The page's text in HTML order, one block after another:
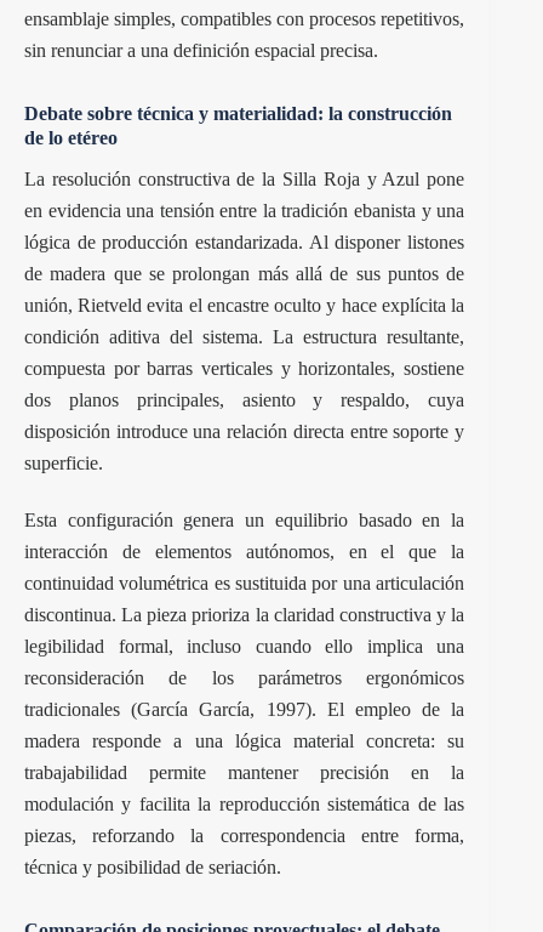
ensamblaje simples, compatibles con procesos repetitivos,
sin renunciar a una definición espacial precisa.
Debate sobre técnica y materialidad: la construcción
de lo etéreo
La resolución constructiva de la Silla Roja y Azul pone
en evidencia una tensión entre la tradición ebanista y una
lógica de producción estandarizada. Al disponer listones
de madera que se prolongan más allá de sus puntos de
unión, Rietveld evita el encastre oculto y hace explícita la
condición aditiva del sistema. La estructura resultante,
compuesta por barras verticales y horizontales, sostiene
dos planos principales, asiento y respaldo, cuya
disposición introduce una relación directa entre soporte y
superficie.
Esta configuración genera un equilibrio basado en la
interacción de elementos autónomos, en el que la
continuidad volumétrica es sustituida por una articulación
discontinua. La pieza prioriza la claridad constructiva y la
legibilidad formal, incluso cuando ello implica una
reconsideración de los parámetros ergonómicos
tradicionales (García García, 1997). El empleo de la
madera responde a una lógica material concreta: su
trabajabilidad permite mantener precisión en la
modulación y facilita la reproducción sistemática de las
piezas, reforzando la correspondencia entre forma,
técnica y posibilidad de seriación.